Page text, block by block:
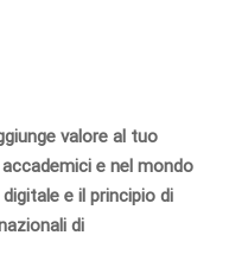
valore al tuo
e nel mondo
e il principio di
di